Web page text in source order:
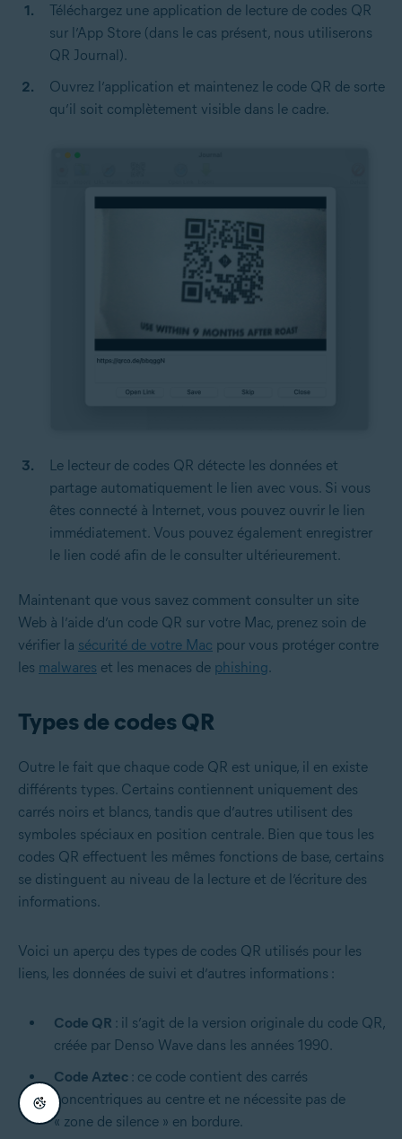
Téléchargez une application de lecture de codes QR
sur l’App Store (dans le cas présent, nous utiliserons
QR Journal).
Ouvrez l’application et maintenez le code QR de sorte
qu’il soit complètement visible dans le cadre.
Le lecteur de codes QR détecte les données et
partage automatiquement le lien avec vous. Si vous
êtes connecté à Internet, vous pouvez ouvrir le lien
immédiatement. Vous pouvez également enregistrer
le lien codé afin de le consulter ultérieurement.
Maintenant que vous savez comment consulter un site
Web à l’aide d’un code QR sur votre Mac, prenez soin de
vérifier la sécurité de votre Mac pour vous protéger contre
les malwares et les menaces de phishing.
Types de codes QR
Outre le fait que chaque code QR est unique, il en existe
différents types. Certains contiennent uniquement des
carrés noirs et blancs, tandis que d’autres utilisent des
symboles spéciaux en position centrale. Bien que tous les
codes QR effectuent les mêmes fonctions de base, certains
se distinguent au niveau de la lecture et de l’écriture des
informations.
Voici un aperçu des types de codes QR utilisés pour les
liens, les données de suivi et d’autres informations :
Code QR : il s’agit de la version originale du code QR,
créée par Denso Wave dans les années 1990.
Code Aztec : ce code contient des carrés
concentriques au centre et ne nécessite pas de
« zone de silence » en bordure.